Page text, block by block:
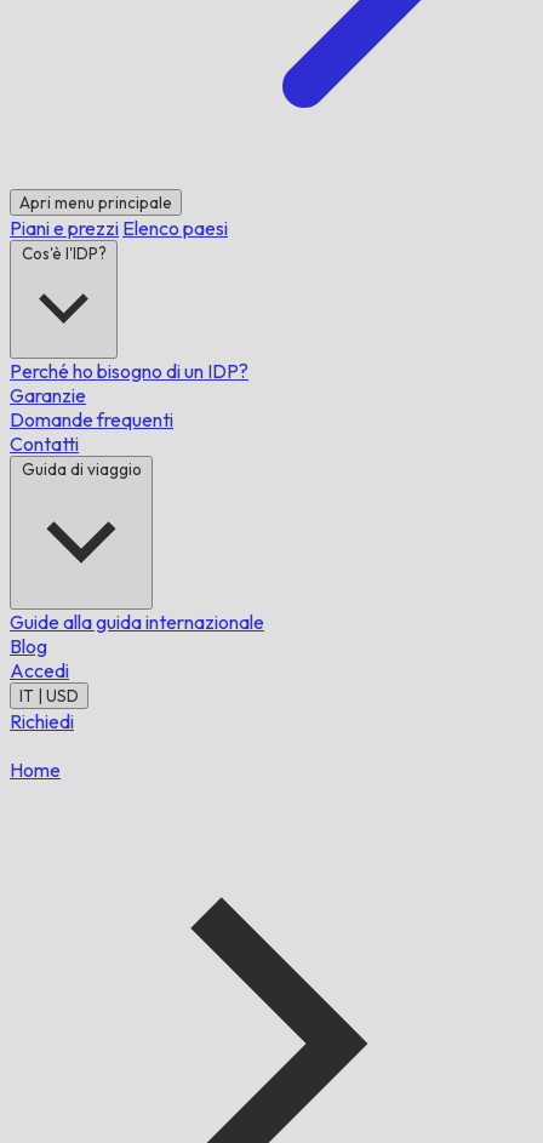
Apri menu principale
Piani e prezzi Elenco paesi
Cos'è l'IDP?
Perché ho bisogno di un IDP?
Garanzie
Domande frequenti
Contatti
Guida di viaggio
Guide alla guida internazionale
Blog
Accedi
IT | USD
Richiedi
Home